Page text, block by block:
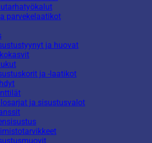
parvekelaatikot
ja huovat
ja -laatikot
ja sisustusvalot